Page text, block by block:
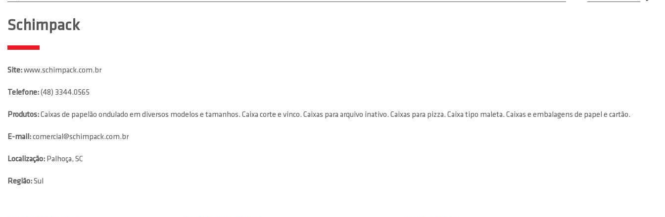
Schimpack
Site:www.schimpack.com.br
Telefone:(48) 3344.0565
Produtos:Caixas de papelão ondulado em diversos modelos e tamanhos. Caixa corte e vinco. Caixas para arquivo inativo. Caixas para pizza. Caixa tipo maleta. Caixas e embalagens de papel e cartão.
E-mail:comercial@schimpack.com.br
Localização: Palhoça, SC
Região:Sul